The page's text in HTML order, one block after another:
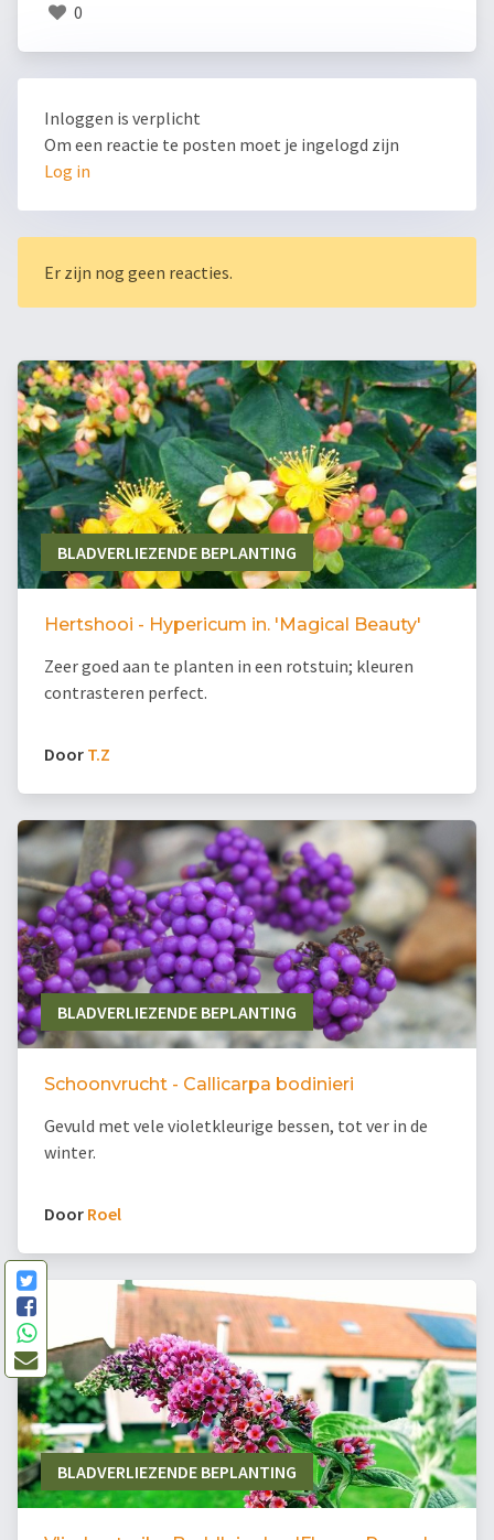
0
Inloggen is verplicht
Om een reactie te posten moet je ingelogd zijn
Log in
Er zijn nog geen reacties.
BLADVERLIEZENDE BEPLANTING
Hertshooi - Hypericum in. 'Magical Beauty'
Zeer goed aan te planten in een rotstuin; kleuren
contrasteren perfect.
Door T.Z
BLADVERLIEZENDE BEPLANTING
Schoonvrucht - Callicarpa bodinieri
Gevuld met vele violetkleurige bessen, tot ver in de
winter.
Door Roel
BLADVERLIEZENDE BEPLANTING